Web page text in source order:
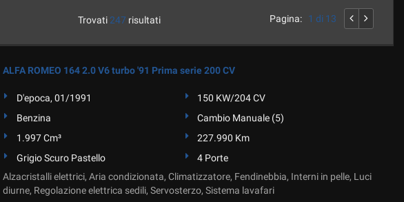
Trovati 247 risultati Pagina: 1 di 13
ALFA ROMEO 164 2.0 V6 turbo '91 Prima serie 200 CV
D'epoca, 01/1991
150 KW/204 CV
Benzina
Cambio Manuale (5)
1.997 Cm³
227.990 Km
Grigio Scuro Pastello
4 Porte
Alzacristalli elettrici, Aria condizionata, Climatizzatore, Fendinebbia, Interni in pelle, Luci
diurne, Regolazione elettrica sedili, Servosterzo, Sistema lavafari